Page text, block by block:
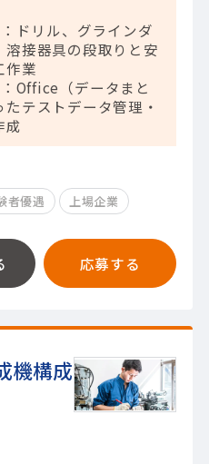
ドリル、グラインダ
溶接器具の段取りと安
作業
Office（データまと
テストデータ管理・
成
者優遇 上場企業
応募する
機構成